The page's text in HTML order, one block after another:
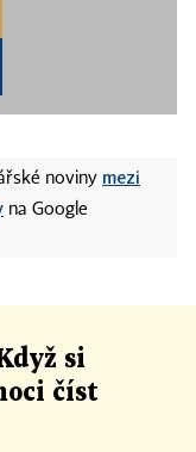
noviny mezi
na Google
si
číst